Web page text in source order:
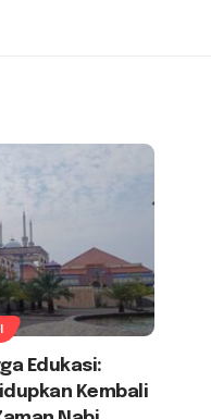
Edukasi:
Kembali